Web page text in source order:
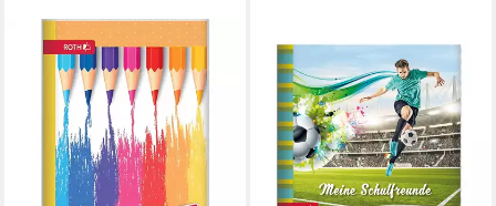
ROTH
Schulheft Roth Klipp&Klar
Hausaufgabenheft Buntstifte
lieferbar - in 3-4 Werktagen bei dir